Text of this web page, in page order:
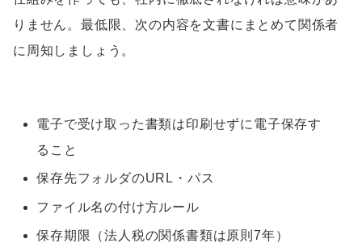
りません。最低限、次の内容を文書にまとめて関係者
に周知しましょう。
電子で受け取った書類は印刷せずに電子保存す
ること
保存先フォルダのURL・パス
ファイル名の付け方ルール
保存期限（法人税の関係書類は原則7年）